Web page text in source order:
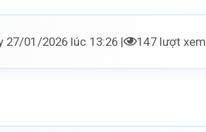
27/01/2026 lúc 13:26 | 147 lượt xem